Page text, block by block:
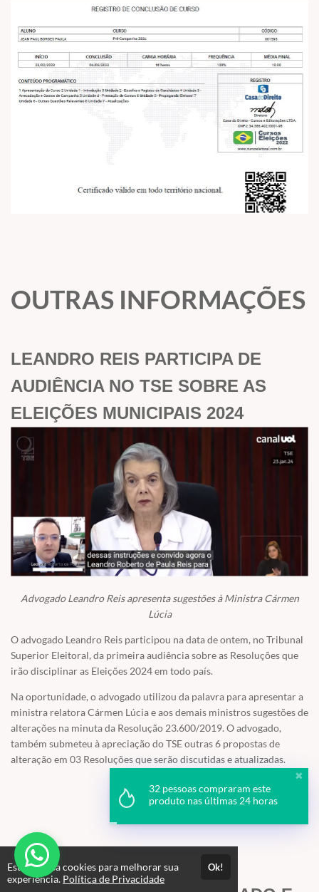
OUTRAS INFORMAÇÕES
LEANDRO REIS PARTICIPA DE
AUDIÊNCIA NO TSE SOBRE AS
ELEIÇÕES MUNICIPAIS 2024
Advogado Leandro Reis apresenta sugestões à Ministra Cármen
Lúcia
O advogado Leandro Reis participou na data de ontem, no Tribunal
Superior Eleitoral, da primeira audiência sobre as Resoluções que
irão disciplinar as Eleições 2024 em todo país.
Na oportunidade, o advogado utilizou da palavra para apresentar a
ministra relatora Cármen Lúcia e aos demais ministros sugestões de
alterações na minuta da Resolução 23.600/2019. O advogado,
também submeteu à apreciação do TSE outras 6 propostas de
alteração em 03 Resoluções que serão discutidas e atualizadas.
TSE ACOLHE PROPOSTA
Este site usa cookies para melhorar sua
experiência. Política de Privacidade
Ok!